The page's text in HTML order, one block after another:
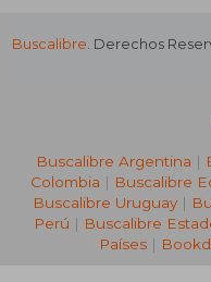
₡
Buscalibre. Derechos
Buscalibre Argentina |
Colombia | Buscalibre
Buscalibre Uruguay|
Perú | Buscalibre
Países |